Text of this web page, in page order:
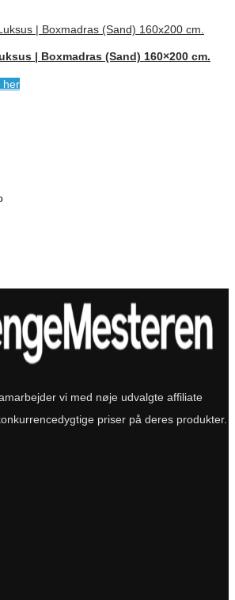
| Boxmadras (Sand) 160×200 cm.
her
vi med nøje udvalgte affiliate
priser på deres produkter.